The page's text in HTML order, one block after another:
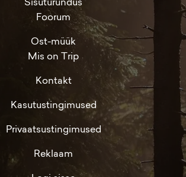
Foorum
Ost-müük
Mis on Trip
Kontakt
Kasutustingimused
Privaatsustingimused
Reklaam